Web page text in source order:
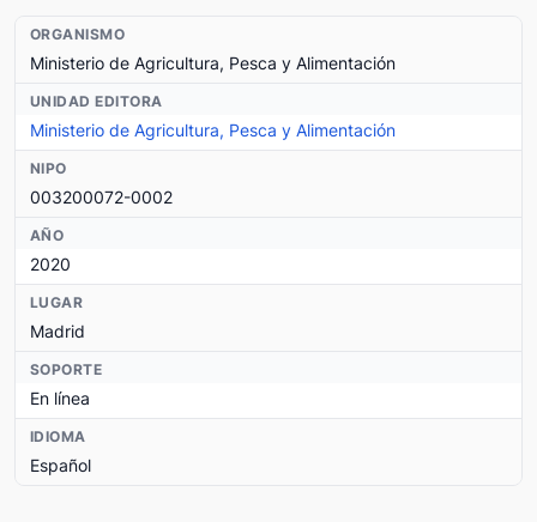
ORGANISMO
Ministerio de Agricultura, Pesca y Alimentación
UNIDAD EDITORA
Ministerio de Agricultura, Pesca y Alimentación
NIPO
003200072-0002
AÑO
2020
LUGAR
Madrid
SOPORTE
En línea
IDIOMA
Español